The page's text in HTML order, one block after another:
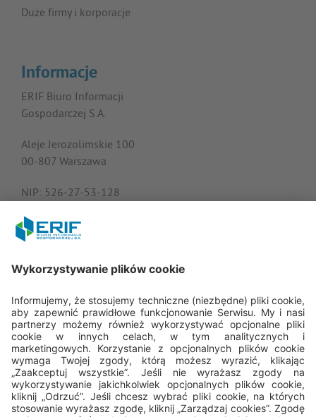
Duże firmy i korporacje
Informacje
ERIF Biuro Informacji
Gospodarczej S.A.
Aleje Jerozolimskie 100
00-807 Warszawa
NIP: 526-27-53-128
REGON: 015613573
22 594 25 15
Pn - Pt: 8.00 - 16.00
bok@erif.pl